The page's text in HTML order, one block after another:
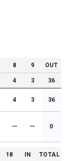
8 9 OUT
4 3 36
4 3 36
ー ー 0
18 IN TOTAL